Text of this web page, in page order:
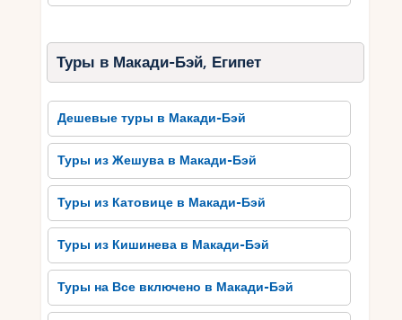
можно насладиться кулинарными
удовольствиями в ресторанах этого курорта.
Здесь можно попробовать аутентичную
египетскую кухню с уникальными вкусами и
специями.
Для безопасного и незабываемого путешествия
в Сома Бей, рекомендуется следовать
туристическим советам. Важно иметь всю
необходимую документацию, ознакомиться с
правилами поведения и безопасности на
пляжах и воде. Также следует помнить о
необходимости защиты от солнца и пребывания
в гармонии с природой.
Туры в Макади-Бэй, Египет
Дешевые туры в Макади-Бэй
Туры из Жешува в Макади-Бэй
Туры из Катовице в Макади-Бэй
Туры из Кишинева в Макади-Бэй
Туры на Все включено в Макади-Бэй